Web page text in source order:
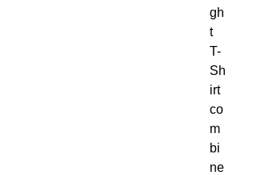
gh
t
T-
Sh
irt
co
m
bi
ne